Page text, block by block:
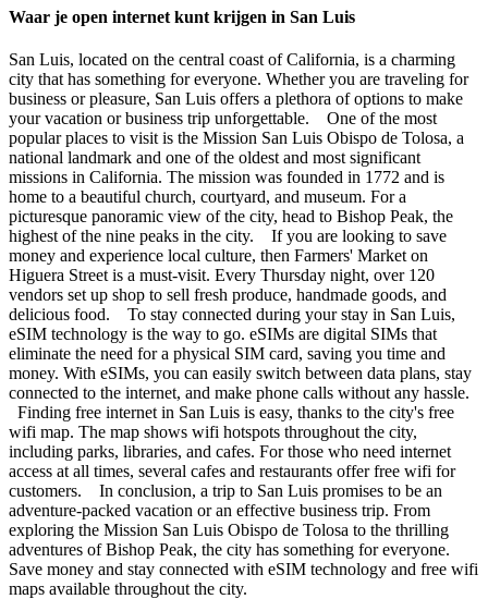
Waar je open internet kunt krijgen in San Luis
San Luis, located on the central coast of California, is a charming
city that has something for everyone. Whether you are traveling for
business or pleasure, San Luis offers a plethora of options to make
your vacation or business trip unforgettable. One of the most
popular places to visit is the Mission San Luis Obispo de Tolosa, a
national landmark and one of the oldest and most significant
missions in California. The mission was founded in 1772 and is
home to a beautiful church, courtyard, and museum. For a
picturesque panoramic view of the city, head to Bishop Peak, the
highest of the nine peaks in the city. If you are looking to save
money and experience local culture, then Farmers' Market on
Higuera Street is a must-visit. Every Thursday night, over 120
vendors set up shop to sell fresh produce, handmade goods, and
delicious food. To stay connected during your stay in San Luis,
eSIM technology is the way to go. eSIMs are digital SIMs that
eliminate the need for a physical SIM card, saving you time and
money. With eSIMs, you can easily switch between data plans, stay
connected to the internet, and make phone calls without any hassle.
Finding free internet in San Luis is easy, thanks to the city's free
wifi map. The map shows wifi hotspots throughout the city,
including parks, libraries, and cafes. For those who need internet
access at all times, several cafes and restaurants offer free wifi for
customers. In conclusion, a trip to San Luis promises to be an
adventure-packed vacation or an effective business trip. From
exploring the Mission San Luis Obispo de Tolosa to the thrilling
adventures of Bishop Peak, the city has something for everyone.
Save money and stay connected with eSIM technology and free wifi
maps available throughout the city.